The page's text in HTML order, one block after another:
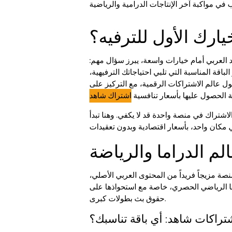
الأول للترفيه؟
أمام خيارات واسعة، يبرز سؤال مهم:
المناسبة التي تلبي احتياجاتك الترفيهية،
الاشتراكات الرقمية، مع التركيز على
الحصول عليها بأسعار تنافسية اشتراك شاهد
في منصة واحدة قد لا يكفي. وهنا تبدأ
الدراما والرياضة
مزيجاً فريداً من المحتوى العربي الأصلي،
الرياضي الحصري، خاصة مع استحواذها على
حقوق بث بطولات كبرى.
شاهد: أي باقة تناسبك؟